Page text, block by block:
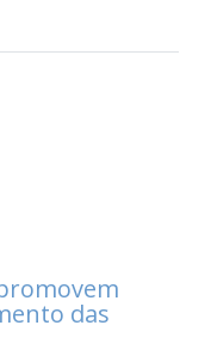
das